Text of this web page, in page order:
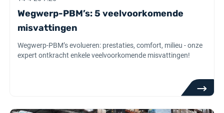
Wegwerp-PBM’s: 5 veelvoorkomende
misvattingen
Wegwerp-PBM’s evolueren: prestaties, comfort, milieu - onze
expert ontkracht enkele veelvoorkomende misvattingen!